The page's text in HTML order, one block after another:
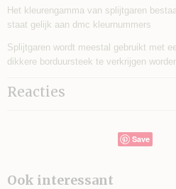
Het kleurengamma van splijtgaren
staat gelijk aan dmc kleurnummers
Splijtgaren wordt meestal gebruikt met
dikkere borduursteek te verkrijgen
Reacties
Save
Ook interessant